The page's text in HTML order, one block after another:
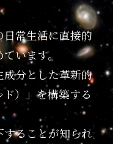
常生活に直接的
います。
分とした革新的
）」を構築する
ることが知られ